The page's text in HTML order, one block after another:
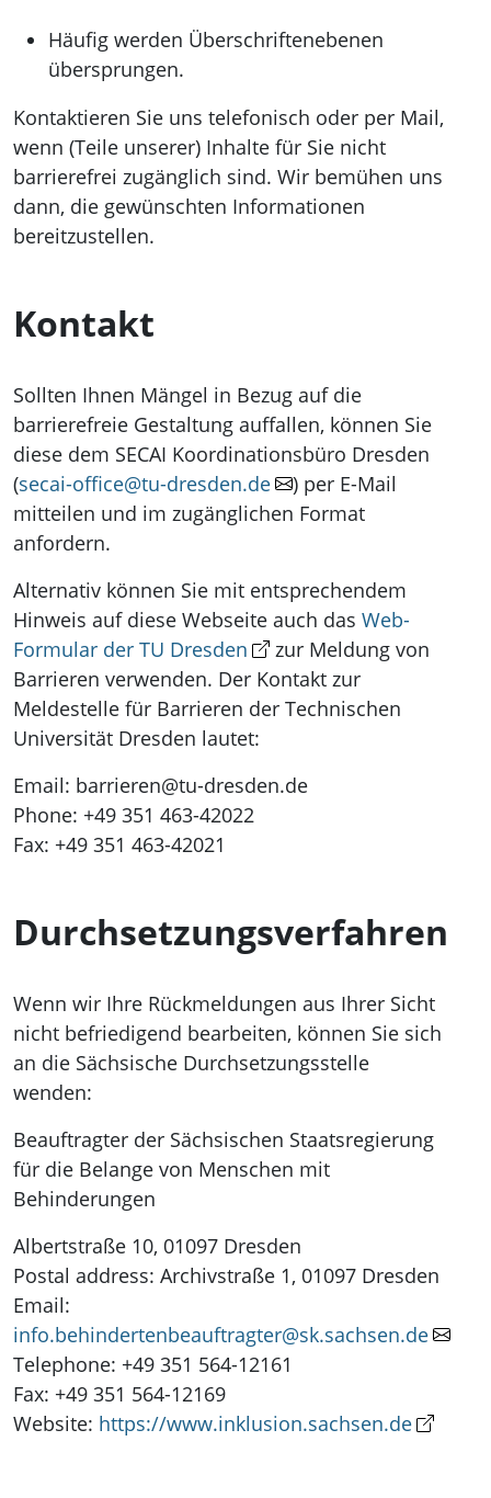
Häufig werden Überschriftenebenen
übersprungen.
Kontaktieren Sie uns telefonisch oder per Mail,
wenn (Teile unserer) Inhalte für Sie nicht
barrierefrei zugänglich sind. Wir bemühen uns
dann, die gewünschten Informationen
bereitzustellen.
Kontakt
Sollten Ihnen Mängel in Bezug auf die
barrierefreie Gestaltung auffallen, können Sie
diese dem SECAI Koordinationsbüro Dresden
(secai-office@tu-dresden.de
) per E-Mail
mitteilen und im zugänglichen Format
anfordern.
Alternativ können Sie mit entsprechendem
Hinweis auf diese Webseite auch das Web-
Formular der TU Dresden
zur Meldung von
Barrieren verwenden. Der Kontakt zur
Meldestelle für Barrieren der Technischen
Universität Dresden lautet:
Email: barrieren@tu-dresden.de
Phone: +49 351 463-42022
Fax: +49 351 463-42021
Durchsetzungsverfahren
Wenn wir Ihre Rückmeldungen aus Ihrer Sicht
nicht befriedigend bearbeiten, können Sie sich
an die Sächsische Durchsetzungsstelle
wenden:
Beauftragter der Sächsischen Staatsregierung
für die Belange von Menschen mit
Behinderungen
Albertstraße 10, 01097 Dresden
Postal address: Archivstraße 1, 01097 Dresden
Email:
info.behindertenbeauftragter@sk.sachsen.de
Telephone: +49 351 564-12161
Fax: +49 351 564-12169
Website: https://www.inklusion.sachsen.de